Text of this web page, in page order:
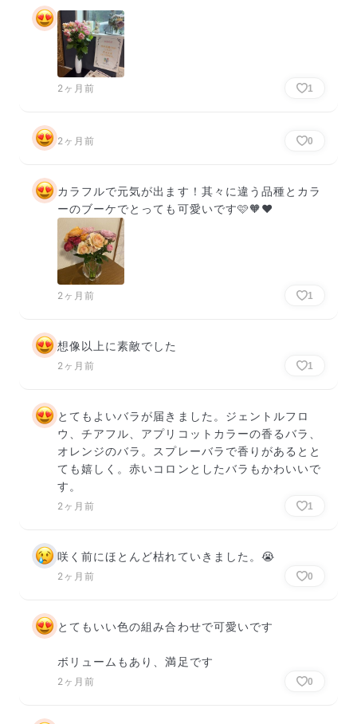
2ヶ月前 1
2ヶ月前 0
カラフルで元気が出ます！其々に違う品種とカラ
ーのブーケでとっても可愛いです🩷🧡❤️
2ヶ月前 1
想像以上に素敵でした
2ヶ月前 1
とてもよいバラが届きました。ジェントルフロ
ウ、チアフル、アプリコットカラーの香るバラ、
オレンジのバラ。スプレーバラで香りがあるとと
ても嬉しく。赤いコロンとしたバラもかわいいで
す。
2ヶ月前 1
咲く前にほとんど枯れていきました。😭
2ヶ月前 0
とてもいい色の組み合わせで可愛いです
ボリュームもあり、満足です
2ヶ月前 0